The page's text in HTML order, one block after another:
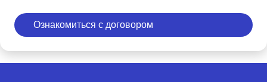
Ознакомиться с договором